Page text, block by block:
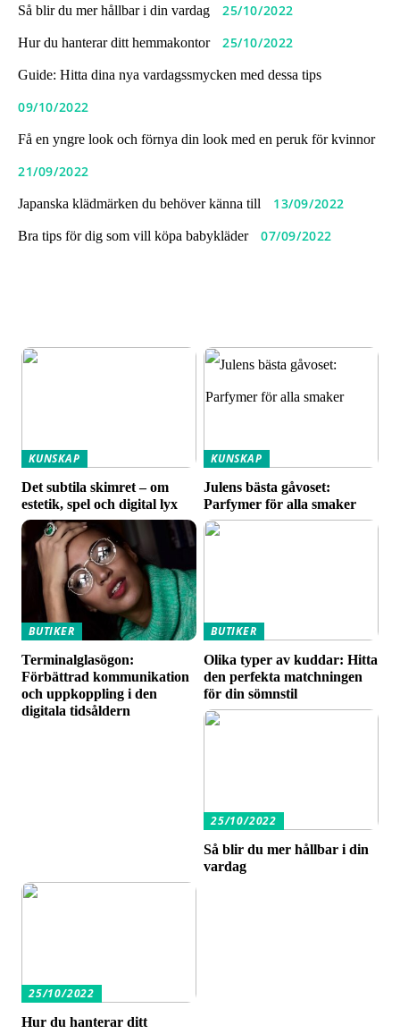
Så blir du mer hållbar i din vardag 25/10/2022
Hur du hanterar ditt hemmakontor 25/10/2022
Guide: Hitta dina nya vardagssmycken med dessa tips
09/10/2022
Få en yngre look och förnya din look med en peruk för kvinnor
21/09/2022
Japanska klädmärken du behöver känna till 13/09/2022
Bra tips för dig som vill köpa babykläder 07/09/2022
KUNSKAP
Det subtila skimret – om
estetik, spel och digital lyx
KUNSKAP
Julens bästa gåvoset:
Parfymer för alla smaker
BUTIKER
Terminalglasögon:
Förbättrad kommunikation
och uppkoppling i den
digitala tidsåldern
BUTIKER
Olika typer av kuddar: Hitta
den perfekta matchningen
för din sömnstil
25/10/2022
Så blir du mer hållbar i din
vardag
25/10/2022
Hur du hanterar ditt